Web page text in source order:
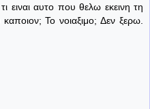
ειναι αυτο που θελω εκεινη τη
Το νοιαξιμο; Δεν ξερω.